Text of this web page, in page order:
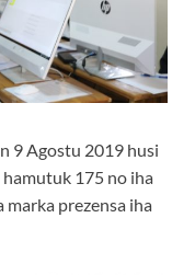
9 Agostu 2019 husi
175 no iha
marka prezensa iha